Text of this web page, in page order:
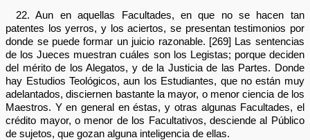
22. Aun en aquellas Facultades, en que no se hacen tan
patentes los yerros, y los aciertos, se presentan testimonios por
donde se puede formar un juicio razonable. [269] Las sentencias
de los Jueces muestran cuáles son los Legistas; porque deciden
del mérito de los Alegatos, y de la Justicia de las Partes. Donde
hay Estudios Teológicos, aun los Estudiantes, que no están muy
adelantados, disciernen bastante la mayor, o menor ciencia de los
Maestros. Y en general en éstas, y otras algunas Facultades, el
crédito mayor, o menor de los Facultativos, desciende al Público
de sujetos, que gozan alguna inteligencia de ellas.